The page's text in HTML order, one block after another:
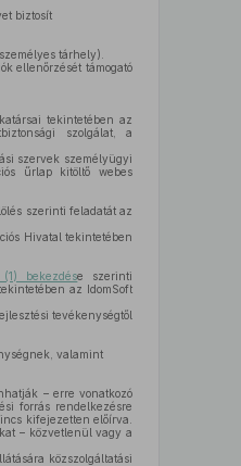
biztosít
tárhely).
ellenőrzését támogató
tekintetében az
szolgálat, a
szervek személyügyi
űrlap kitöltő webes
szerinti feladatát az
Hivatal tekintetében
bekezdése szerinti
az IdomSoft
tevékenységtől
valamint
– erre vonatkozó
forrás rendelkezésre
kifejezetten előírva.
– közvetlenül vagy a
közszolgáltatási